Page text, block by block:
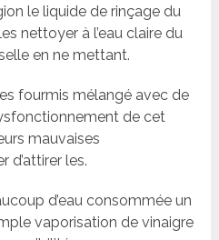
le liquide de rinçage du
nettoyer à l’eau claire du
en ne mettant.
fourmis mélangé avec de
de cet
mauvaises
d’attirer les.
d’eau consommée un
vaporisation de vinaigre